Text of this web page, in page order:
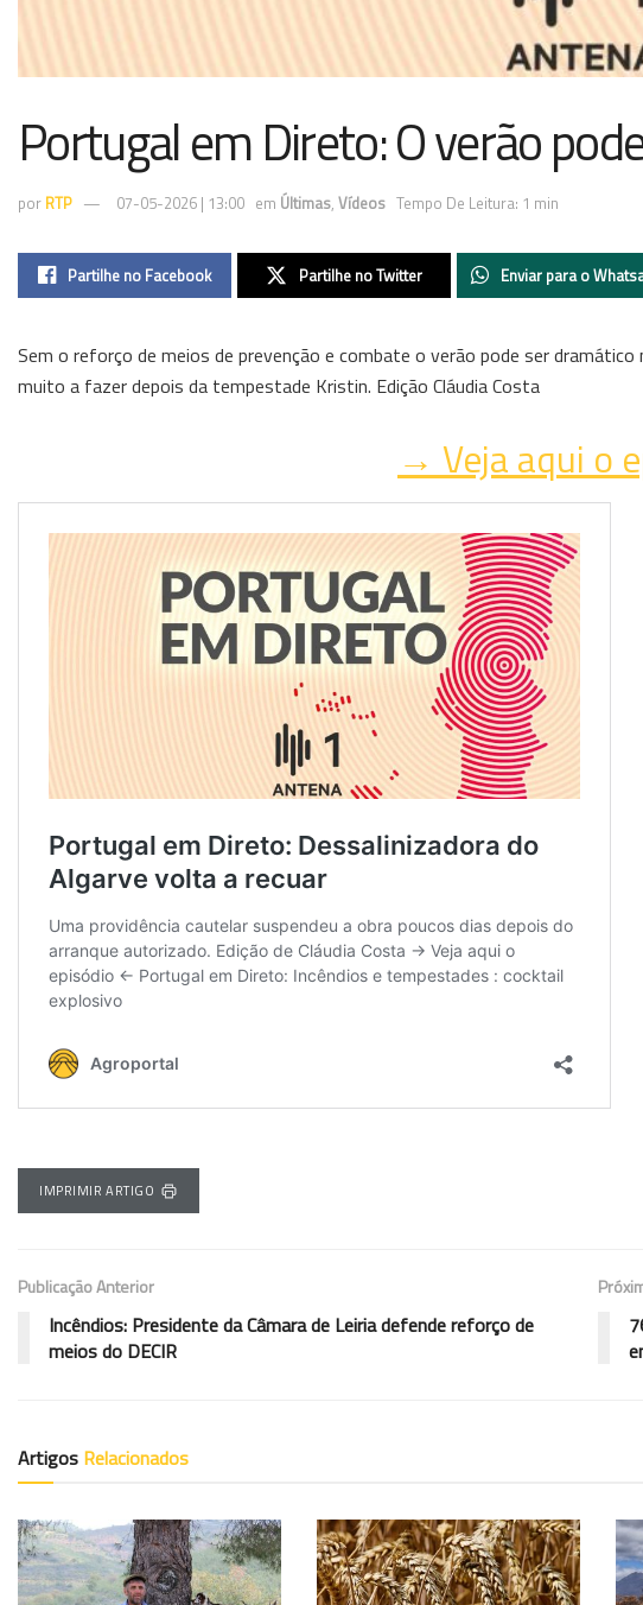
Portugal em Direto: O verão
por RTP 07-05-2026 | 13:00 em Últimas, Vídeos Tempo De Leitura: 1 min
Partilhe no Facebook Partilhe no Twitter Enviar para o
Sem o reforço de meios de prevenção e combate o verão pode ser dramático
muito a fazer depois da tempestade Kristin. Edição Cláudia Costa
→ Veja aqui o
IMPRIMIR ARTIGO
Publicação Anterior
Incêndios: Presidente da Câmara de Leiria defende reforço de
meios do DECIR
Artigos Relacionados